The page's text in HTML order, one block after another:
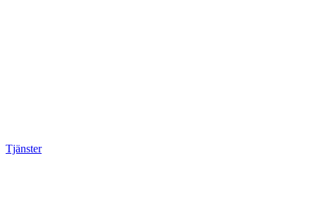
Tjänster